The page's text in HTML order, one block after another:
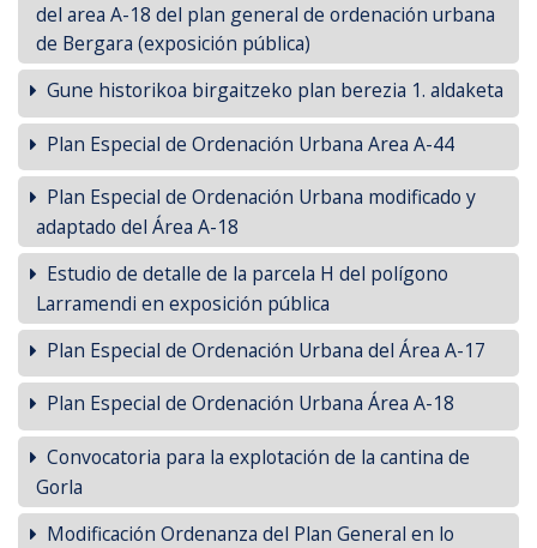
del area A-18 del plan general de ordenación urbana
de Bergara (exposición pública)
Gune historikoa birgaitzeko plan berezia 1. aldaketa
Plan Especial de Ordenación Urbana Area A-44
Plan Especial de Ordenación Urbana modificado y
adaptado del Área A-18
Estudio de detalle de la parcela H del polígono
Larramendi en exposición pública
Plan Especial de Ordenación Urbana del Área A-17
Plan Especial de Ordenación Urbana Área A-18
Convocatoria para la explotación de la cantina de
Gorla
Modificación Ordenanza del Plan General en lo